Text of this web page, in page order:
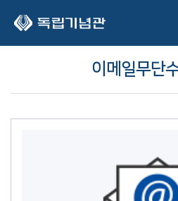
이메일무단